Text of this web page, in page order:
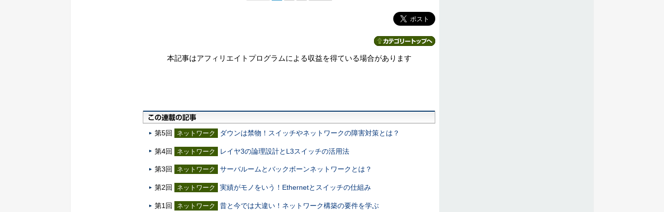
本記事はアフィリエイトプログラムによる収益を得ている場合があります
第5回 ネットワーク ダウンは禁物！スイッチやネットワークの障害対策とは？
第4回 ネットワーク レイヤ3の論理設計とL3スイッチの活用法
第3回 ネットワーク サーバルームとバックボーンネットワークとは？
第2回 ネットワーク 実績がモノをいう！Ethernetとスイッチの仕組み
第1回 ネットワーク 昔と今では大違い！ネットワーク構築の要件を学ぶ